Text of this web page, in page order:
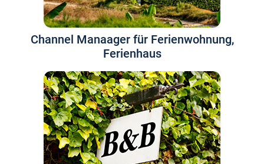
Channel Manaager für Ferienwohnung,
Ferienhaus